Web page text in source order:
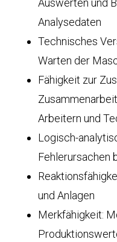
Auswerten und
Analysedaten
Technisches
Warten der
Fähigkeit zur
Arbeitern und
Logisch-
Fehlerursachen
und Anlagen
Merkfähigkeit: